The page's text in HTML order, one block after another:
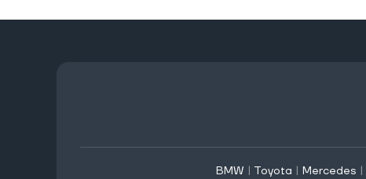
BMW | Toyota | Mercedes |